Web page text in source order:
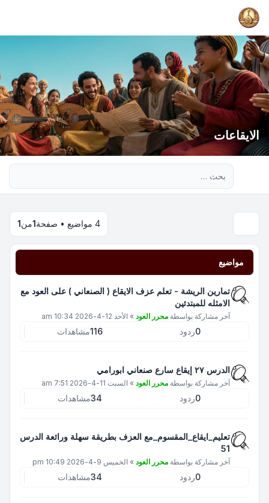
الايقاعات
4 مواضيع • صفحة 1من1
مواضيع
تمارين الريشة - تعلم عزف الايقاع ( الصنعاني ) على العود مع
الامثله للمبتدئين
آخر مشاركة بواسطة محرر العود » الأحد 12-4-2026 10:34 am
0ردود 116مشاهدات
الدرس ٢٧ إيقاع سارع صنعاني ابورامي
آخر مشاركة بواسطة محرر العود » السبت 11-4-2026 7:51 am
0ردود 34مشاهدات
تعليم_ايقاع_المقسوم_مع العزف بطريقة سهلة ورائعة الدرس
51
آخر مشاركة بواسطة محرر العود » الخميس 9-4-2026 10:49 pm
0ردود 34مشاهدات